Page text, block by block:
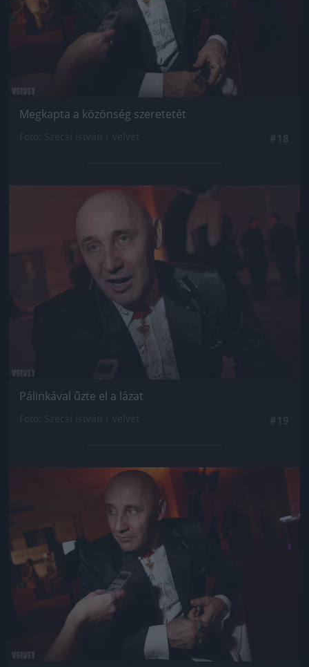
Megkapta a közönség szeretetét
Jön még kép!
Pálinkával űzte el a lázat
Jön még kép!